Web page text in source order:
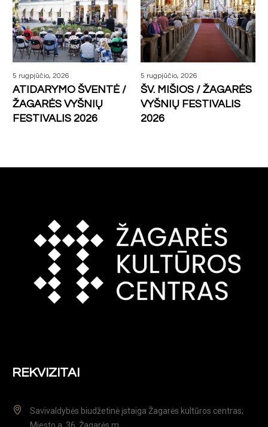
5 rugpjūčio, 2026
ATIDARYMO ŠVENTĖ /
ŽAGARĖS VYŠNIŲ
FESTIVALIS 2026
5 rugpjūčio, 2026
ŠV. MIŠIOS / ŽAGARĖS
VYŠNIŲ FESTIVALIS
2026
REKVIZITAI
Savivaldybės biudžetinė įstaiga Žagarės kultūros centras;